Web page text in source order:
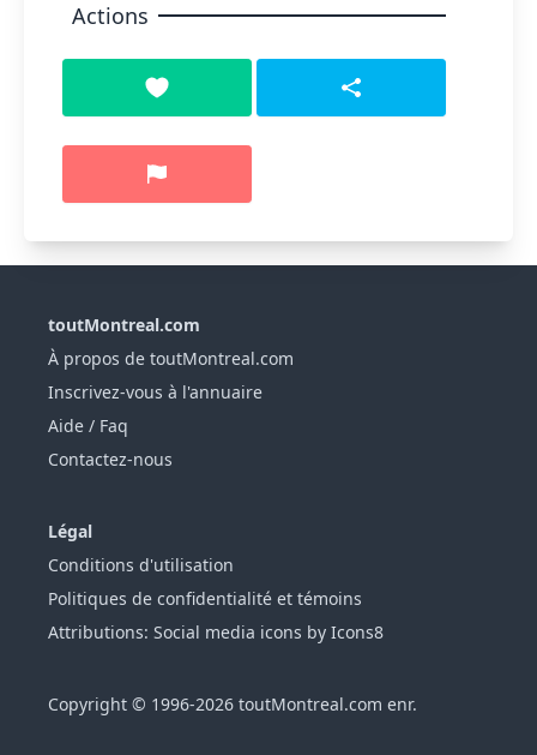
Actions
toutMontreal.com
À propos de toutMontreal.com
Inscrivez-vous à l'annuaire
Aide / Faq
Contactez-nous
Légal
Conditions d'utilisation
Politiques de confidentialité et témoins
Attributions: Social media icons by Icons8
Copyright © 1996-2026 toutMontreal.com enr.